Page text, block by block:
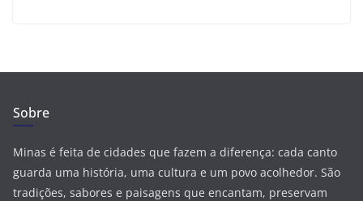
Sobre
Minas é feita de cidades que fazem a diferença: cada canto
guarda uma história, uma cultura e um povo acolhedor. São
tradições, sabores e paisagens que encantam, preservam